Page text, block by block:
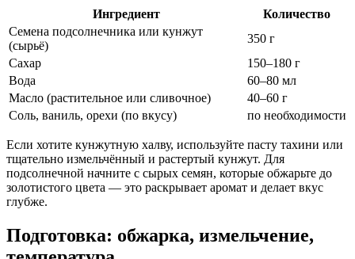
Ингредиент
Количество
Семена подсолнечника или кунжут
(сырьё)
350 г
Сахар
150–180 г
Вода
60–80 мл
Масло (растительное или сливочное)
40–60 г
Соль, ваниль, орехи (по вкусу)
по необходимости
Если хотите кунжутную халву, используйте пасту тахини или
тщательно измельчённый и растертый кунжут. Для
подсолнечной начните с сырых семян, которые обжарьте до
золотистого цвета — это раскрывает аромат и делает вкус
глубже.
Подготовка: обжарка, измельчение,